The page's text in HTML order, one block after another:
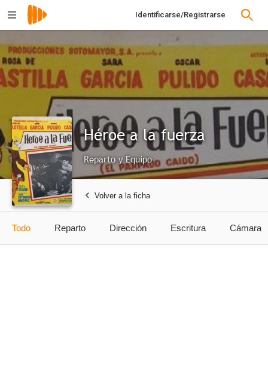
Identificarse/Registrarse
Héroe a la fuerza
Reparto y Equipo
Volver a la ficha
Todo Reparto Dirección Escritura Cámara